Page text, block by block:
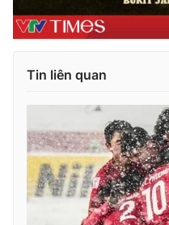
Tin liên quan